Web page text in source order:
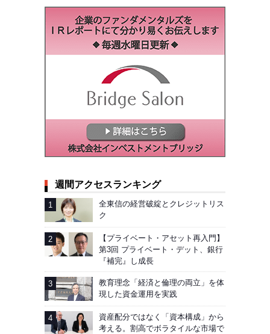
週間アクセスランキング
全東信の経営破綻とクレジットリス
ク
【プライベート・アセット再入門】
第3回 プライベート・デット、銀行
『補完』し成長
教育理念「経済と倫理の両立」を体
現した資金運用を実践
資産配分ではなく「資本構成」から
考える。割高でボラタイルな市場で